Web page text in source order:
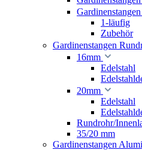
1-läufig
Zubehör
Gardinenstangen
16mm
Edelstahl
20mm
Edelstahl
Rundrohr/
35/20 mm
Gardinenstangen